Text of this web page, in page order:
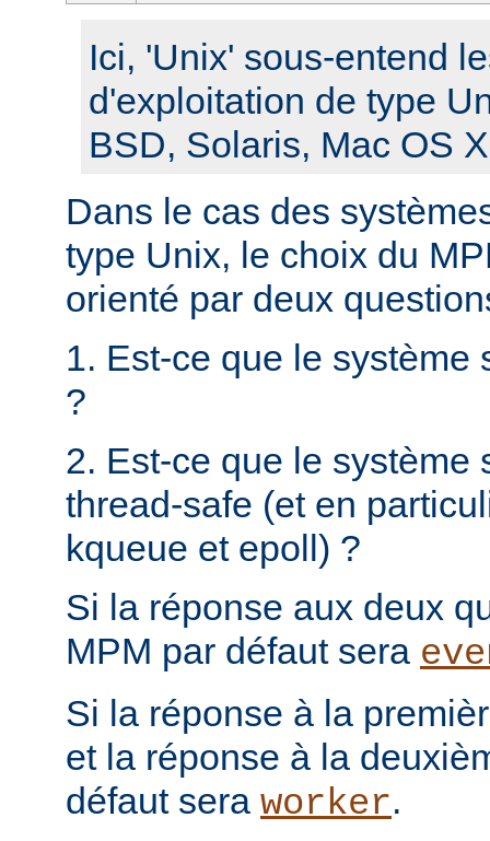
Ici, 'Unix' sous-entend
d'exploitation de type
BSD, Solaris, Mac OS
Dans le cas des
type Unix, le choix du
orienté par deux
1. Est-ce que le système
?
2. Est-ce que le système
thread-safe (et en
kqueue et epoll) ?
Si la réponse aux deux
MPM par défaut sera
Si la réponse à la
et la réponse à la
défaut sera worker.